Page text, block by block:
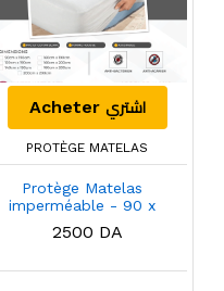
Acheter اشتري
PROTÈGE MATELAS
Protège Matelas
imperméable - 90 x
2500 DA